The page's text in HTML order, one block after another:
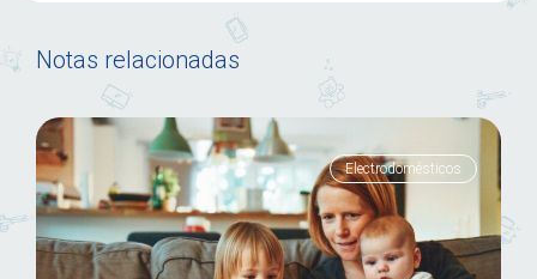
Notas relacionadas
Electrodomésticos